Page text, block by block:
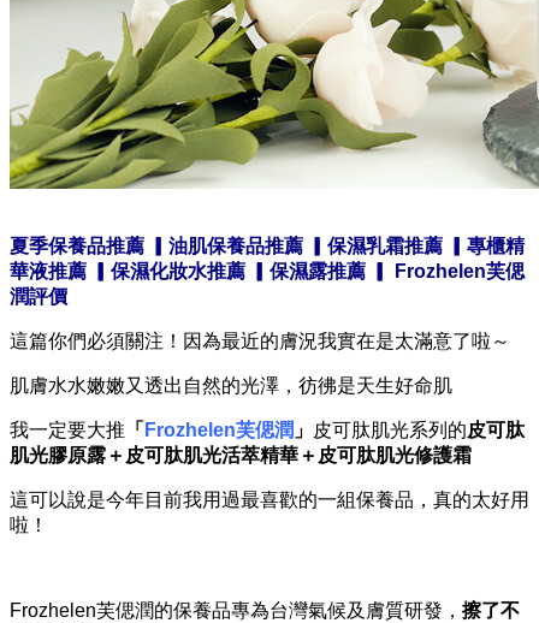
夏季保養品推薦 ▎油肌保養品推薦 ▎保濕乳霜推薦 ▎專櫃精
華液推薦 ▎保濕化妝水推薦 ▎保濕露推薦 ▎
Frozhelen芙偲
潤評價
這篇你們必須關注！因為最近的膚況我實在是太滿意了啦～
肌膚水水嫩嫩又透出自然的光澤，彷彿是天生好命肌
我一定要大推 「 Frozhelen芙偲潤 」 皮可肽肌光系列的皮可肽
肌光膠原露＋皮可肽肌光活萃精華＋皮可肽肌光修護霜
這可以說是今年目前我用過最喜歡的一組保養品，真的太好用
啦！
Frozhelen芙偲潤的保養品專為台灣氣候及膚質研發， 擦了不